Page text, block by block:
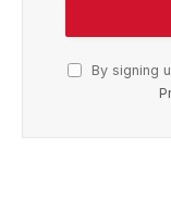
By signing